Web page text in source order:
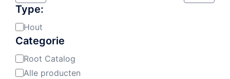
Type:
Materiaal:
Hout
Categorie
Categorie
Root Catalog
Alle producten